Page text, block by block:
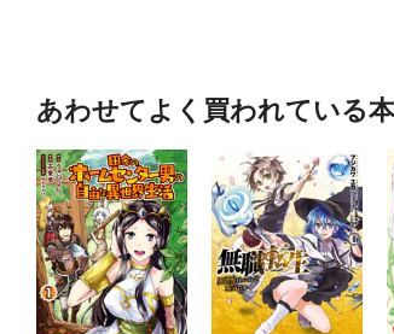
あわせてよく買われている本